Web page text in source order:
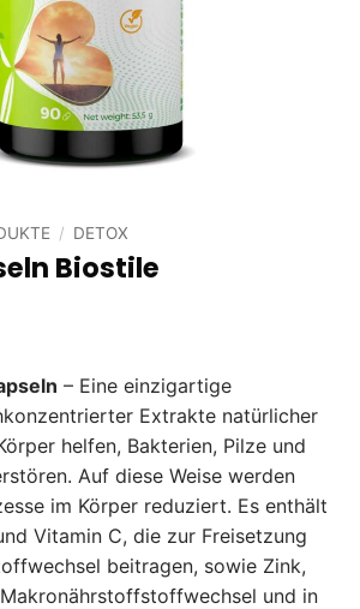
/ DETOX
Biostile
– Eine einzigartige
Extrakte natürlicher
helfen, Bakterien, Pilze und
Auf diese Weise werden
im Körper reduziert. Es enthält
Vitamin C, die zur Freisetzung
beitragen, sowie Zink,
und in